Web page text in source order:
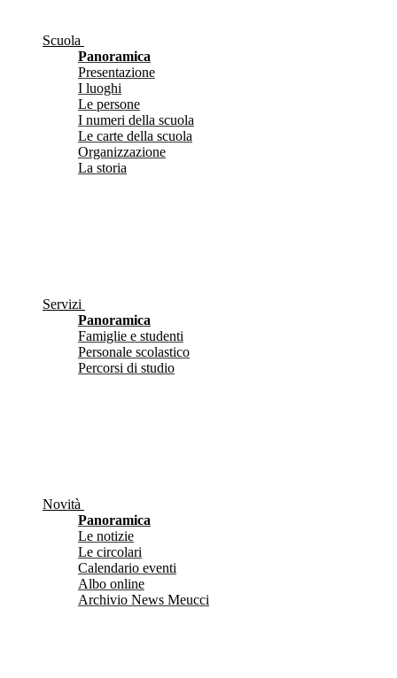
Scuola
Panoramica
Presentazione
I luoghi
Le persone
I numeri della scuola
Le carte della scuola
Organizzazione
La storia
Servizi
Panoramica
Famiglie e studenti
Personale scolastico
Percorsi di studio
Novità
Panoramica
Le notizie
Le circolari
Calendario eventi
Albo online
Archivio News Meucci